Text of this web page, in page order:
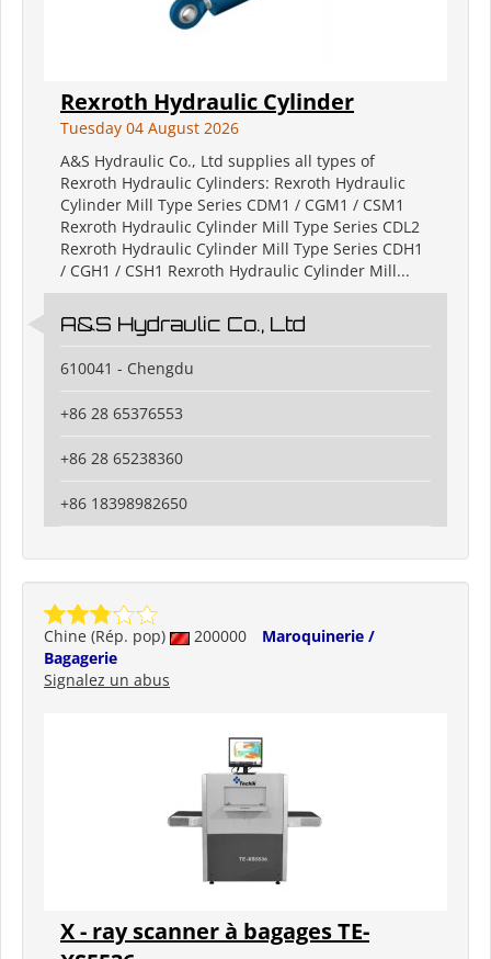
Rexroth Hydraulic Cylinder
Tuesday 04 August 2026
A&S Hydraulic Co., Ltd supplies all types of
Rexroth Hydraulic Cylinders: Rexroth Hydraulic
Cylinder Mill Type Series CDM1 / CGM1 / CSM1
Rexroth Hydraulic Cylinder Mill Type Series CDL2
Rexroth Hydraulic Cylinder Mill Type Series CDH1
/ CGH1 / CSH1 Rexroth Hydraulic Cylinder Mill...
A&S Hydraulic Co., Ltd
610041 - Chengdu
+86 28 65376553
+86 28 65238360
+86 18398982650
Chine (Rép. pop) 200000
Maroquinerie /
Bagagerie
Signalez un abus
X - ray scanner à bagages TE-